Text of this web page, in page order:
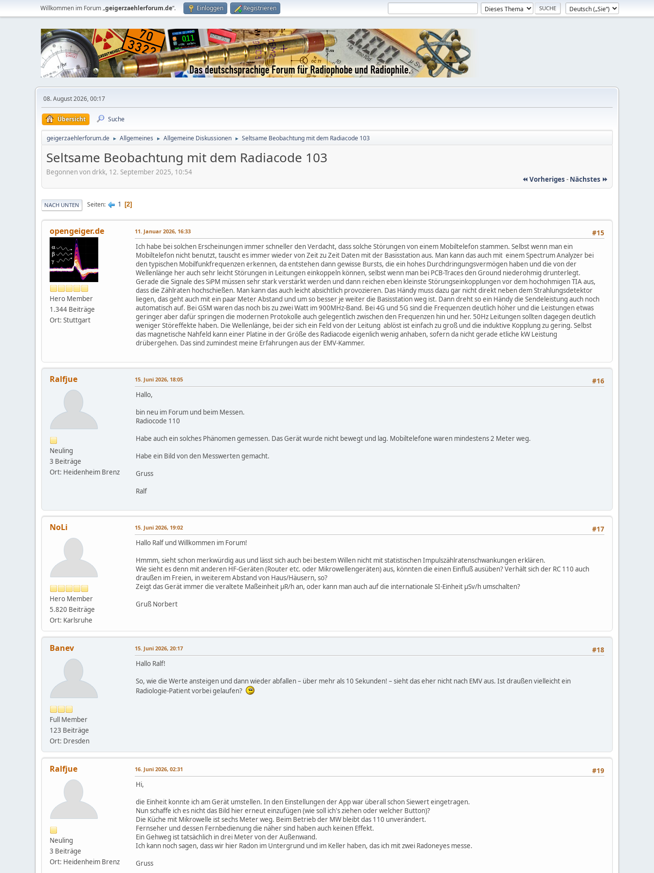
Willkommen im Forum „geigerzaehlerforum.de“. Einloggen Registrieren
08. August 2026, 00:17
Übersicht Suche
geigerzaehlerforum.de ► Allgemeines ► Allgemeine Diskussionen ► Seltsame Beobachtung mit dem Radiacode 103
Seltsame Beobachtung mit dem Radiacode 103
Begonnen von drkk, 12. September 2025, 10:54
⏪ Vorheriges - Nächstes ⏩
NACH UNTEN Seiten 1 2
opengeiger.de
Hero Member
1.344 Beiträge
Ort: Stuttgart
#15
11. Januar 2026, 16:33
Ich habe bei solchen Erscheinungen immer schneller den Verdacht, dass solche Störungen von einem Mobiltelefon stammen. Selbst wenn man ein
Mobiltelefon nicht benutzt, tauscht es immer wieder von Zeit zu Zeit Daten mit der Basisstation aus. Man kann das auch mit einem Spectrum Analyzer bei
den typischen Mobilfunkfrequenzen erkennen, da entstehen dann gewisse Bursts, die ein hohes Durchdringungsvermögen haben und die von der
Wellenlänge her auch sehr leicht Störungen in Leitungen einkoppeln können, selbst wenn man bei PCB-Traces den Ground niederohmig drunterlegt.
Gerade die Signale des SiPM müssen sehr stark verstärkt werden und dann reichen eben kleinste Störungseinkopplungen vor dem hochohmigen TIA aus,
dass die Zählraten hochschießen. Man kann das auch leicht absichtlich provozieren. Das Händy muss dazu gar nicht direkt neben dem Strahlungsdetektor
liegen, das geht auch mit ein paar Meter Abstand und um so besser je weiter die Basisstation weg ist. Dann dreht so ein Händy die Sendeleistung auch noch
automatisch auf. Bei GSM waren das noch bis zu zwei Watt im 900MHz-Band. Bei 4G und 5G sind die Frequenzen deutlich höher und die Leistungen etwas
geringer aber dafür springen die modernen Protokolle auch gelegentlich zwischen den Frequenzen hin und her. 50Hz Leitungen sollten dagegen deutlich
weniger Störeffekte haben. Die Wellenlänge, bei der sich ein Feld von der Leitung ablöst ist einfach zu groß und die induktive Kopplung zu gering. Selbst
das magnetische Nahfeld kann einer Platine in der Größe des Radiacode eigenlich wenig anhaben, sofern da nicht gerade etliche kW Leistung
drübergehen. Das sind zumindest meine Erfahrungen aus der EMV-Kammer.
Ralfjue
Neuling
3 Beiträge
Ort: Heidenheim Brenz
#16
15. Juni 2026, 18:05
Hallo,
bin neu im Forum und beim Messen.
Radiocode 110
Habe auch ein solches Phänomen gemessen. Das Gerät wurde nicht bewegt und lag. Mobiltelefone waren mindestens 2 Meter weg.
Habe ein Bild von den Messwerten gemacht.
Gruss
Ralf
NoLi
Hero Member
5.820 Beiträge
Ort: Karlsruhe
#17
15. Juni 2026, 19:02
Hallo Ralf und Willkommen im Forum!
Hmmm, sieht schon merkwürdig aus und lässt sich auch bei bestem Willen nicht mit statistischen Impulszählratenschwankungen erklären.
Wie sieht es denn mit anderen HF-Geräten (Router etc. oder Mikrowellengeräten) aus, könnten die einen Einfluß ausüben? Verhält sich der RC 110 auch
draußen im Freien, in weiterem Abstand von Haus/Häusern, so?
Zeigt das Gerät immer die veraltete Maßeinheit µR/h an, oder kann man auch auf die internationale SI-Einheit µSv/h umschalten?
Gruß Norbert
Banev
Full Member
123 Beiträge
Ort: Dresden
#18
15. Juni 2026, 20:17
Hallo Ralf!
So, wie die Werte ansteigen und dann wieder abfallen – über mehr als 10 Sekunden! – sieht das eher nicht nach EMV aus. Ist draußen vielleicht ein
Radiologie-Patient vorbei gelaufen?
Ralfjue
Neuling
3 Beiträge
Ort: Heidenheim Brenz
#19
16. Juni 2026, 02:31
Hi,
die Einheit konnte ich am Gerät umstellen. In den Einstellungen der App war überall schon Siewert eingetragen.
Nun schaffe ich es nicht das Bild hier erneut einzufügen (wie soll ich's ziehen oder welcher Button)?
Die Küche mit Mikrowelle ist sechs Meter weg. Beim Betrieb der MW bleibt das 110 unverändert.
Fernseher und dessen Fernbedienung die näher sind haben auch keinen Effekt.
Ein Gehweg ist tatsächlich in drei Meter von der Außenwand.
Ich kann noch sagen, dass wir hier Radon im Untergrund und im Keller haben, das ich mit zwei Radoneyes messe.
Gruss